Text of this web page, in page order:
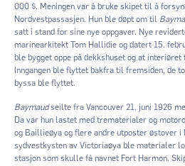
000 $. Meningen var å bruke skipet til å
Nordvestpassasjen. Hun ble døpt om til
satt i stand for sine nye oppgaver. Nye
marinearkitekt Tom Hallidie og datert 15.
ble bygget oppe på dekkshuset og at
Inngangen ble flyttet bakfra til fremsiden, de
byssa ble flyttet.
Baymaudseilte fra Vancouver 21. juni 1926
Da var hun lastet med trematerialer og
og Baillieøya og flere andre utposter østover i
sydvestkysten av Victoriaøya ble materialer
stasjon som skulle få navnet Fort Harmon.